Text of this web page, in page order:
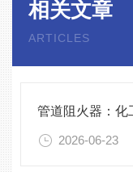
相关文章
ARTICLES
2026-06-23